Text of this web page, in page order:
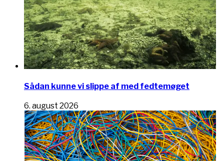
Sådan kunne vi slippe af med fedtemøget
6. august 2026